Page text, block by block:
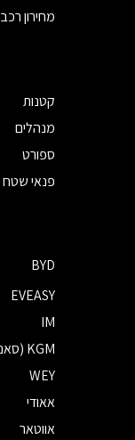
מחירון רכב
קטנות
מנהלים
ספורט
פנאי שטח
BYD
EVEASY
IM
KGM (סאנגיונג)
WEY
אאודי
אווטאר